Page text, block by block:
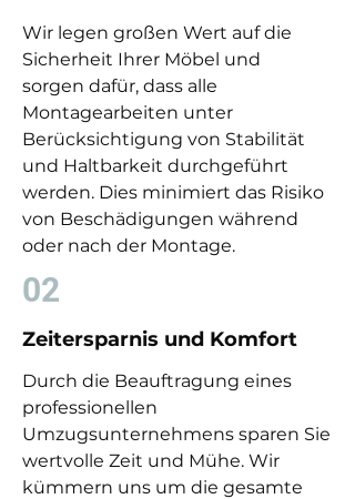
Wir legen großen Wert auf die
Sicherheit Ihrer Möbel und
sorgen dafür, dass alle
Montagearbeiten unter
Berücksichtigung von Stabilität
und Haltbarkeit durchgeführt
werden. Dies minimiert das Risiko
von Beschädigungen während
oder nach der Montage.
02
Zeitersparnis und Komfort
Durch die Beauftragung eines
professionellen
Umzugsunternehmens sparen Sie
wertvolle Zeit und Mühe. Wir
kümmern uns um die gesamte